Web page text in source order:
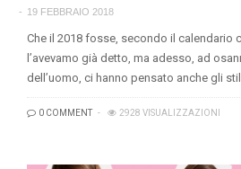
19 FEBBRAIO 2018
Che il 2018 fosse, secondo il calendario
l’avevamo già detto, ma adesso, ad
dell’uomo, ci hanno pensato anche gli
0 COMMENT 2928 VISUALIZZAZIONI